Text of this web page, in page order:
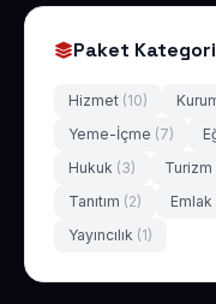
Paket
Hizmet (10)
Yeme-İçme (7)
Hukuk (3) Turizm
Tanıtım (2) Emlak
Yayıncılık (1)